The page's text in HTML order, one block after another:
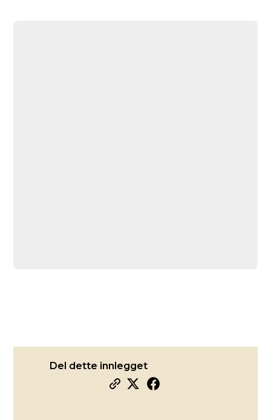
Del dette innlegget